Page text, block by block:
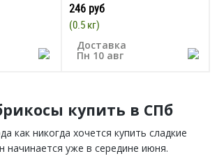
246 руб
(0.5 кг)
Доставка
Пн 10 авг
купить в СПб
как никогда хочется купить сладкие
начинается уже в середине июня.